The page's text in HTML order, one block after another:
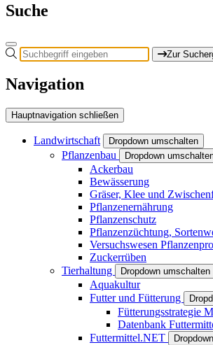
Suche
Zur
Navigation
Hauptnavigation schließen
Landwirtschaft Dropdown umschalten
Pflanzenbau Dropdown
Ackerbau
Bewässerung
Gräser, Klee und
Pflanzenernährung
Pflanzenschutz
Pflanzenzüchtung,
Versuchswesen
Zuckerrüben
Tierhaltung
Dropdown umschalten
Aquakultur
Futter und Fütterung
Fütterungsstrategie
Datenbank
Futtermittel.NET